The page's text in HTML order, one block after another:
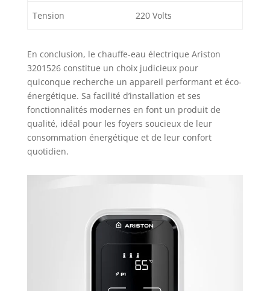
Tension 220 Volts
En conclusion, le chauffe-eau électrique Ariston
3201526 constitue un choix judicieux pour
quiconque recherche un appareil performant et éco-
énergétique. Sa facilité d’installation et ses
fonctionnalités modernes en font un produit de
qualité, idéal pour les foyers soucieux de leur
consommation énergétique et de leur confort
quotidien.